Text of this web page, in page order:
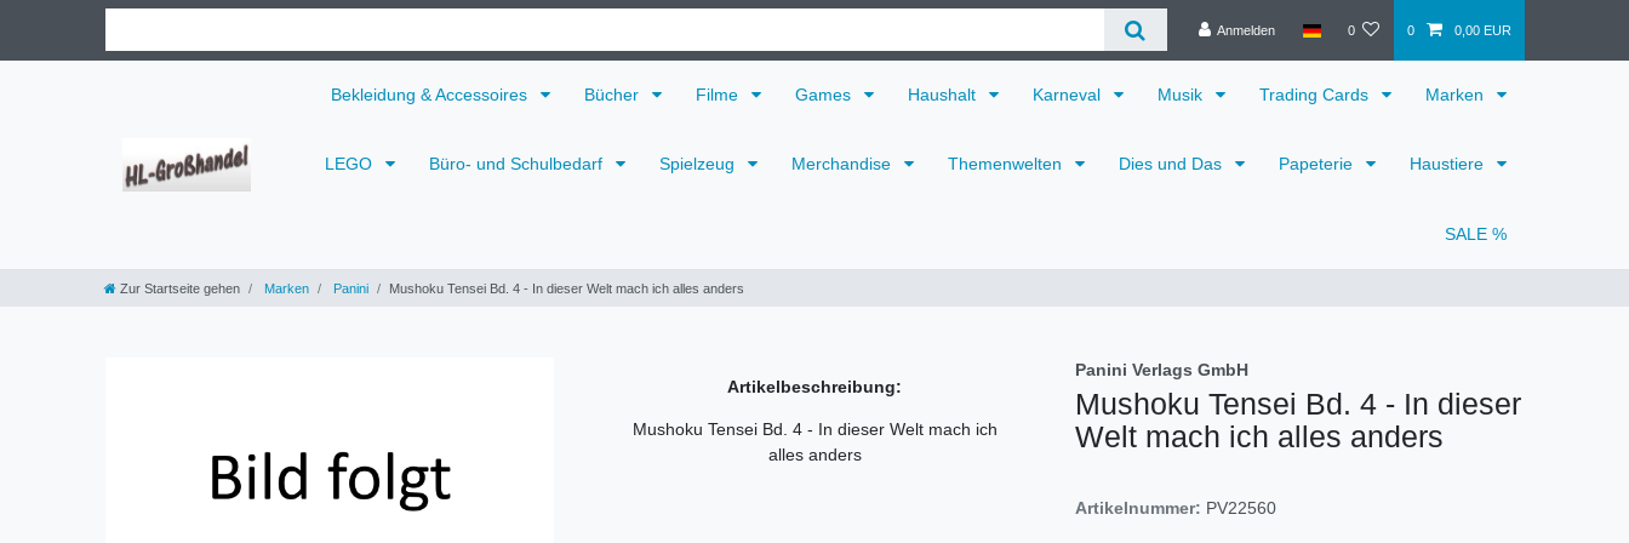
Anmelden 0 0 0,00 EUR
Bekleidung & Accessoires Bücher Filme Games Haushalt Karneval Musik Trading Cards Marken
LEGO Büro- und Schulbedarf Spielzeug Merchandise Themenwelten Dies und Das Papeterie Haustiere
SALE %
Zur Startseite gehen Marken Panini Mushoku Tensei Bd. 4 - In dieser Welt mach ich alles anders
Artikelbeschreibung:
Mushoku Tensei Bd. 4 - In dieser Welt mach ich
alles anders
Panini Verlags GmbH
Mushoku Tensei Bd. 4 - In dieser
Welt mach ich alles anders
Artikelnummer: PV22560